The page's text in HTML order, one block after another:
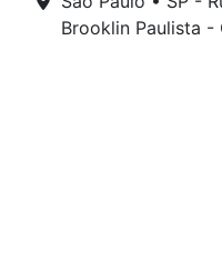
Brooklin Paulista -